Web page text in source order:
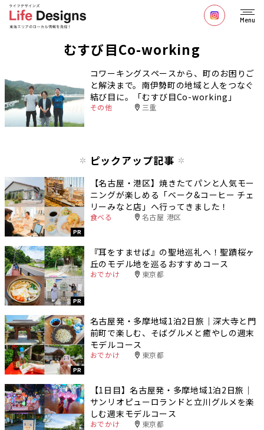
Menu
むすび目Co-working
コワーキングスペースから、町のお困りご
と解決まで。南伊勢町の地域と人をつなぐ
結び目に。「むすび目Co-working」
その他 三重
ピックアップ記事
PR
【名古屋・港区】焼きたてパンと人気モー
ニングが楽しめる「ベーク&コーヒー チェ
リーみなと店」へ行ってきました！
食べる 名古屋 港区
PR
『耳をすませば』の聖地巡礼へ！聖蹟桜ヶ
丘のモデル地を巡るおすすめコース
おでかけ 東京都
PR
名古屋発・多摩地域1泊2日旅｜深大寺と門
前町で楽しむ、そばグルメと癒やしの週末
モデルコース
おでかけ 東京都
【1日目】名古屋発・多摩地域1泊2日旅｜
サンリオピューロランドと立川グルメを楽
しむ週末モデルコース
おでかけ 東京都